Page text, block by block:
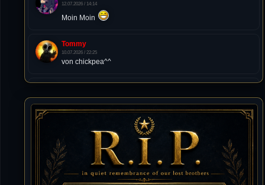
12.07.2026 / 14:14
Moin Moin
Tommy
10.07.2026 / 22:25
von chickpea^^
10.07.2026 / 22:25
Letzte Aktivität:
27. Dez 2023, 22:48
DieWildeHilde
10.07.2026 / 12:48
Happy Birthday Chickpea